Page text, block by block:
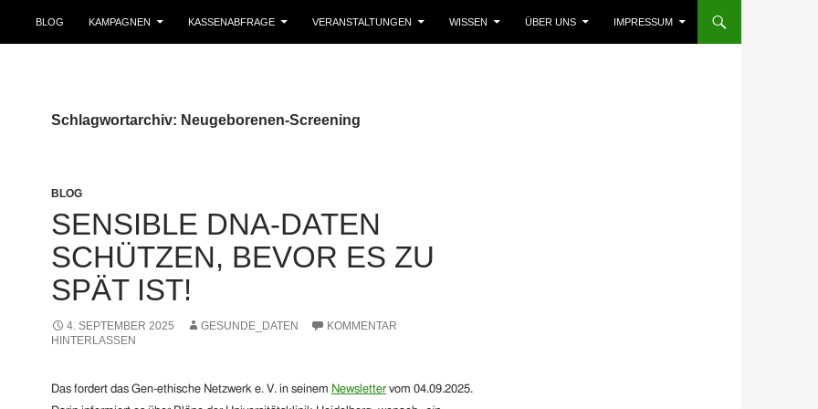
BLOG KAMPAGNEN KASSENABFRAGE VERANSTALTUNGEN WISSEN ÜBER UNS IMPRESSUM
Schlagwortarchiv: Neugeborenen-Screening
BLOG
SENSIBLE DNA-DATEN
SCHÜTZEN, BEVOR ES ZU
SPÄT IST!
4. SEPTEMBER 2025 GESUNDE_DATEN
KOMMENTAR
HINTERLASSEN
Das fordert das Gen-ethische Netzwerk e. V. in seinem Newsletter vom 04.09.2025.